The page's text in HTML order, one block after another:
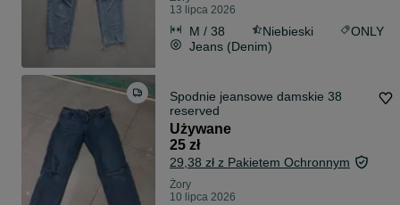
13 lipca 2026
M / 38 Niebieski
ONLY
Jeans (Denim)
Spodnie jeansowe damskie 38
reserved
Używane
25 zł
29,38 zł z Pakietem Ochronnym
Żory
10 lipca 2026